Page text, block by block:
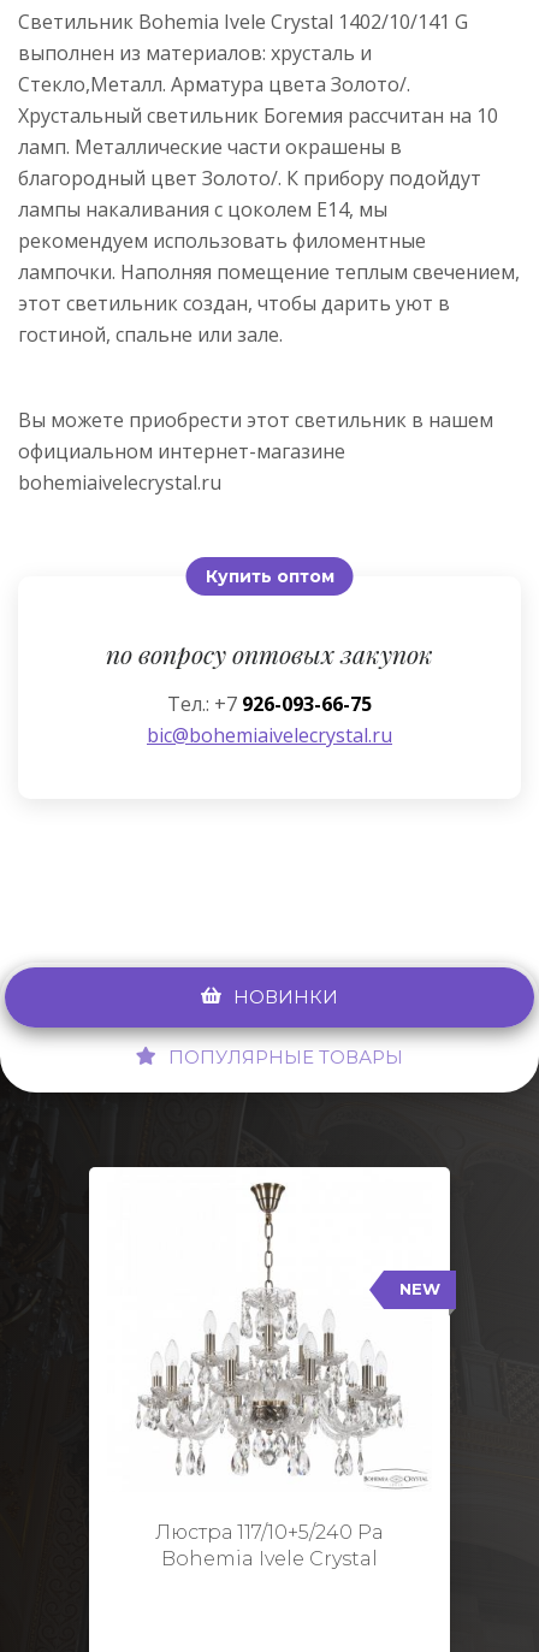
Светильник Bohemia Ivele Crystal 1402/10/141 G
выполнен из материалов: хрусталь и
Стекло,Металл. Арматура цвета Золото/.
Хрустальный светильник Богемия рассчитан на 10
ламп. Металлические части окрашены в
благородный цвет Золото/. К прибору подойдут
лампы накаливания с цоколем E14, мы
рекомендуем использовать филоментные
лампочки. Наполняя помещение теплым свечением,
этот светильник создан, чтобы дарить уют в
гостиной, спальне или зале.
Вы можете приобрести этот светильник в нашем
официальном интернет-магазине
bohemiaivelecrystal.ru
Купить оптом
по вопросу оптовых закупок
Тел.: +7 926-093-66-75
bic@bohemiaivelecrystal.ru
НОВИНКИ
ПОПУЛЯРНЫЕ ТОВАРЫ
NEW
Люстра 117/10+5/240 Pa
Bohemia Ivele Crystal
117/10+5/240 Pa
Тип: Стеклянный рожок
Цвет арматуры: Патина/
Кол-во ламп: 15
Диаметр: 70 см